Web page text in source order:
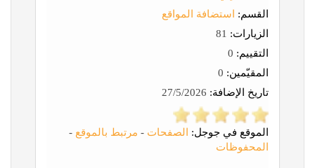
القسم:
استضافة المواقع
الزيارات:
التقييم:
المقيّمين:
تاريخ الإضافة:
الموقع في جوجل: الصفحات - مرتبط بالموقع -
المحفوظات